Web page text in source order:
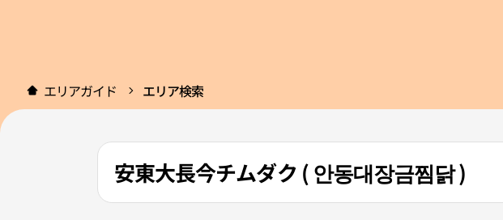
エリアガイド エリア検索
安東大長今チムダク ( 안동대장금찜닭 )